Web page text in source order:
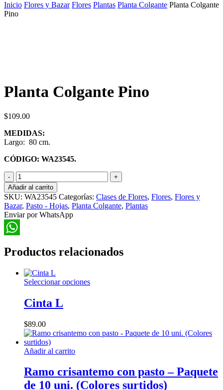
Inicio Flores y Bazar Flores Plantas Planta Colgante Planta Colgante
Pino
Planta Colgante Pino
$109.00
MEDIDAS:
Largo: 80 cm.
CÓDIGO: WA23545.
Planta
Colgante
Pino
cantidad
Añadir al carrito
SKU: WA23545 Categorías: Clases de Flores, Flores, Flores y
Bazar, Pasto - Hojas, Planta Colgante, Plantas
Enviar por WhatsApp
Productos relacionados
Seleccionar opcionesEste
opciones
en
la
Cinta L
$89.00
Añadir al carrito
Ramo crisantemo con pasto – Paquete
de 10 uni. (Colores surtidos)